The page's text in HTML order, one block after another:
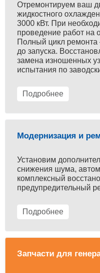
Отремонтируем ваш
жидкостного
3000 кВт. При
проведение работ на
Полный цикл ремонта
до запуска.
замена изношенных
испытания по
Подробнее
Модернизация и
Установим
снижения шума,
комплексный
предупредительный
Подробнее
Запчасти для